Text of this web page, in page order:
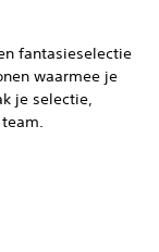
fantasieselectie
waarmee je
je selectie,